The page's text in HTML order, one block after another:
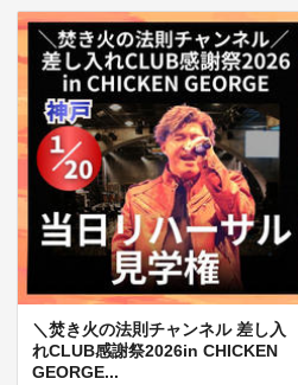
＼焚き火の法則チャンネル 差し入
れCLUB感謝祭2026in CHICKEN
GEORGE...